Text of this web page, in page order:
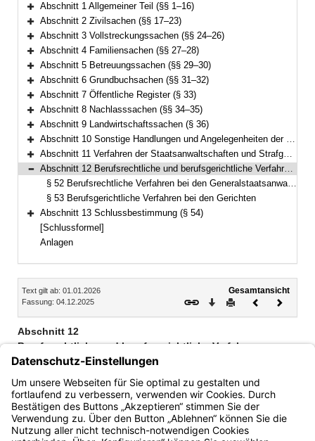
Bereich erweitern
Abschnitt 1 Allgemeiner Teil (§§ 1–16)
Bereich erweitern
Abschnitt 2 Zivilsachen (§§ 17–23)
Bereich erweitern
Abschnitt 3 Vollstreckungssachen (§§ 24–26)
Bereich erweitern
Abschnitt 4 Familiensachen (§§ 27–28)
Bereich erweitern
Abschnitt 5 Betreuungssachen (§§ 29–30)
Bereich erweitern
Abschnitt 6 Grundbuchsachen (§§ 31–32)
Bereich erweitern
Abschnitt 7 Öffentliche Register (§ 33)
Bereich erweitern
Abschnitt 8 Nachlasssachen (§§ 34–35)
Bereich erweitern
Abschnitt 9 Landwirtschaftssachen (§ 36)
Bereich erweitern
Abschnitt 10 Sonstige Handlungen und Angelegenheiten der freiwilligen Gerichtsbarkeit vor den Amtsgerichten (§ 37)
Bereich erweitern
Abschnitt 11 Verfahren der Staatsanwaltschaften und Strafgerichte (§§ 38–51)
Bereich reduzieren
Abschnitt 12 Berufsrechtliche und berufsgerichtliche Verfahren (§§ 52–53)
§ 52 Berufsrechtliche Verfahren bei den Generalstaatsanwaltschaften
§ 53 Berufsgerichtliche Verfahren bei den Gerichten
Bereich erweitern
Abschnitt 13 Schlussbestimmung (§ 54)
[Schlussformel]
Anlagen
Inhalt
Text gilt ab: 01.01.2026
Fassung: 04.12.2025
Gesamtansicht
Download
DruckenVorheriges
Abschnitt 12
Berufsrechtliche und berufsgerichtliche Verfahren
§ 52 Berufsrechtliche Verfahren bei den
Generalstaatsanwaltschaften
§ 53 Berufsgerichtliche Verfahren bei den Gerichten